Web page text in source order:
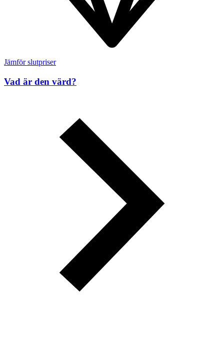
Jämför slutpriser
Vad är den värd?